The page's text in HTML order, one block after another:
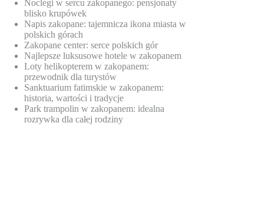
Noclegi w sercu zakopanego: pensjonaty
blisko krupówek
Napis zakopane: tajemnicza ikona miasta w
polskich górach
Zakopane center: serce polskich gór
Najlepsze luksusowe hotele w zakopanem
Loty helikopterem w zakopanem:
przewodnik dla turystów
Sanktuarium fatimskie w zakopanem:
historia, wartości i tradycje
Park trampolin w zakopanem: idealna
rozrywka dla całej rodziny